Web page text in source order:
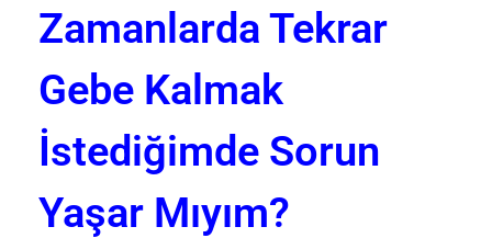
Zamanlarda Tekrar
Gebe Kalmak
İstediğimde Sorun
Yaşar Mıyım?